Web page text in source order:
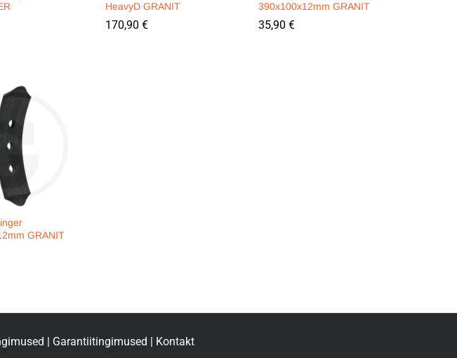
HeavyD GRANIT
170,90 €
170,90 €
390x100x12mm GRANIT
35,90 €
35,90 €
GRANIT
Garantiitingimused Kontakt